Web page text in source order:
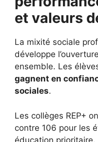
et valeurs
La mixité sociale
développe
ensemble. Les
gagnent en
sociales.
Les collèges REP+
contre 106 pour les
éducation